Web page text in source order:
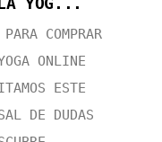
COMPRAR
ONLINE
ESTE
DE DUDAS